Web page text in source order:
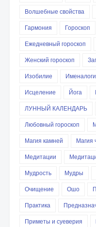
Волшебные свойства
Гармония
Гороскоп
Ежедневный гороскоп
Женский гороскоп
Изобилие
Исцеление
Йога
ЛУННЫЙ КАЛЕНДАРЬ
Любовный гороскоп
Магия камней
Магия
Медитации
Мудрость
Мудры
Очищение
Ошо
Практика
Приметы и суеверия